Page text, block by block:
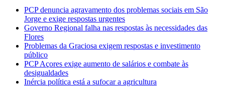
PCP denuncia agravamento dos problemas sociais em São
Jorge e exige respostas urgentes
Governo Regional falha nas respostas às necessidades das
Flores
Problemas da Graciosa exigem respostas e investimento
público
PCP Açores exige aumento de salários e combate às
desigualdades
Inércia política está a sufocar a agricultura